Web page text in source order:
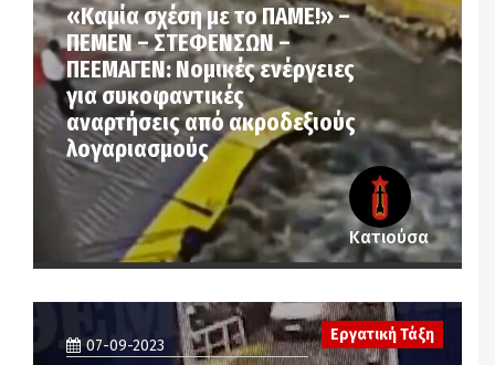
«Καμία σχέση με το ΠΑΜΕ!» –
ΠΕΜΕΝ – ΣΤΕΦΕΝΣΩΝ –
ΠΕΕΜΑΓΕΝ: Νομικές ενέργειες
για συκοφαντικές
αναρτήσεις από ακροδεξιούς
λογαριασμούς
Κατιούσα
07-09-2023
Εργατική Τάξη